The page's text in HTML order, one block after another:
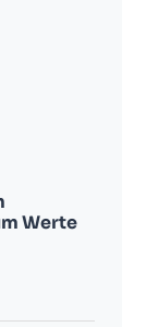
Werte